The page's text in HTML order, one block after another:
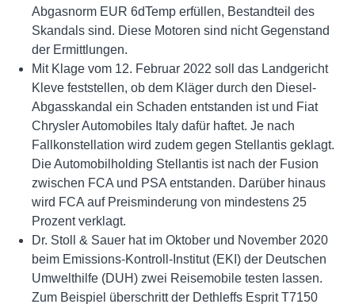
Abgasnorm EUR 6dTemp erfüllen, Bestandteil des
Skandals sind. Diese Motoren sind nicht Gegenstand
der Ermittlungen.
Mit Klage vom 12. Februar 2022 soll das Landgericht
Kleve feststellen, ob dem Kläger durch den Diesel-
Abgasskandal ein Schaden entstanden ist und Fiat
Chrysler Automobiles Italy dafür haftet. Je nach
Fallkonstellation wird zudem gegen Stellantis geklagt.
Die Automobilholding Stellantis ist nach der Fusion
zwischen FCA und PSA entstanden. Darüber hinaus
wird FCA auf Preisminderung von mindestens 25
Prozent verklagt.
Dr. Stoll & Sauer hat im Oktober und November 2020
beim Emissions-Kontroll-Institut (EKI) der Deutschen
Umwelthilfe (DUH) zwei Reisemobile testen lassen.
Zum Beispiel überschritt der Dethleffs Esprit T7150